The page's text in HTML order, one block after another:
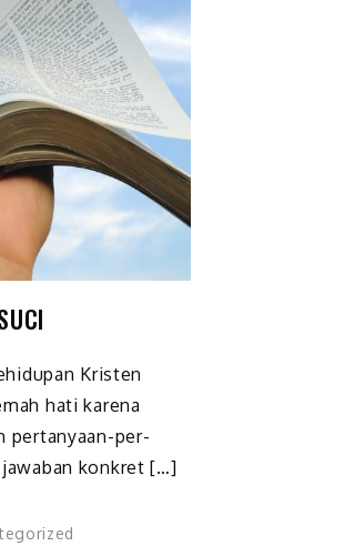
Kristen
hati karena
pertanyaan-per­
konkret […]